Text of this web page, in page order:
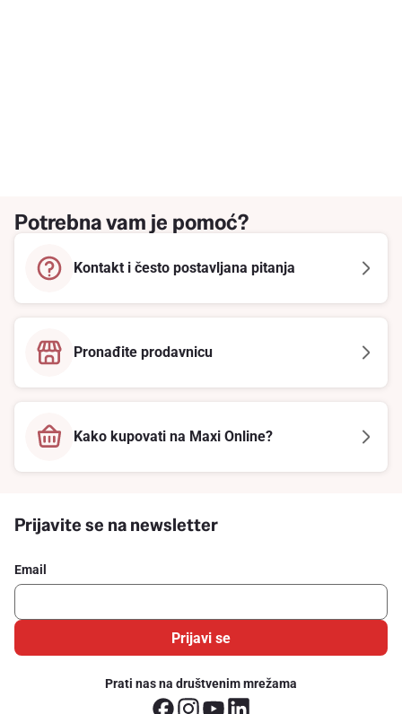
Potrebna vam je pomoć?
Kontakt i često postavljana pitanja
Pronađite prodavnicu
Kako kupovati na Maxi Online?
Prijavite se na newsletter
Email
Prijavi se
Prati nas na društvenim mrežama